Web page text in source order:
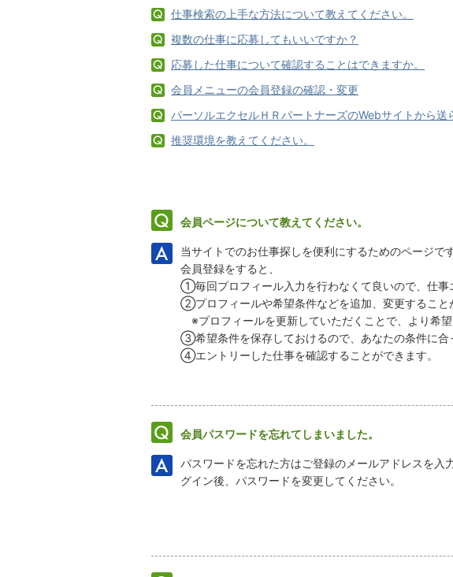
仕事検索の上手な方法について教えてください。
複数の仕事に応募してもいいですか？
応募した仕事について確認することはできますか。
会員メニューの会員登録の確認・変更
パーソルエクセルＨＲパートナーズのWebサイトから送
推奨環境を教えてください。
会員ページについて教えてください。
当サイトでのお仕事探しを便利にするためのページです
会員登録をすると、
①毎回プロフィール入力を行わなくて良いので、仕事
②プロフィールや希望条件などを追加、変更すること
※プロフィールを更新していただくことで、より希
③希望条件を保存しておけるので、あなたの条件に合
④エントリーした仕事を確認することができます。
会員パスワードを忘れてしまいました。
パスワードを忘れた方はご登録のメールアドレスを
グイン後、パスワードを変更してください。